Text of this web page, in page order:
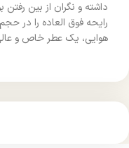
رایحه فوق العاده را در
هوایی، یک عطر خاص و عالی